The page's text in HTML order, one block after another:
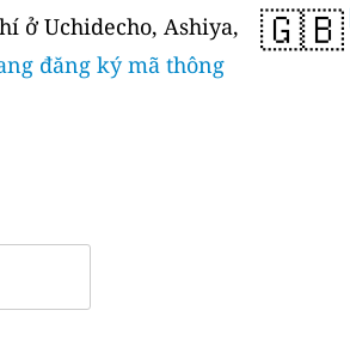
🇬🇧
ở Uchidecho, Ashiya,
đăng ký mã thông